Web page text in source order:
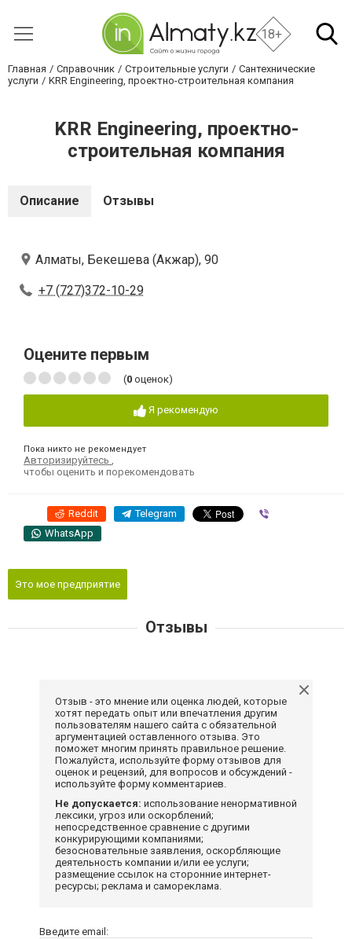
18+
Главная Справочник Строительные услуги
Сантехнические
услуги
KRR Engineering, проектно-строительная компания
KRR Engineering, проектно-
строительная компания
Описание Отзывы
Алматы, Бекешева (Акжар), 90
+7 (727)372-10-29
Оцените первым
(0 оценок)
Я рекомендую
Пока никто не рекомендует
Авторизируйтесь
чтобы оценить и порекомендовать
Reddit Telegram
WhatsApp
Это мое предприятие
Отзывы
Отзыв - это мнение или оценка людей, которые
хотят передать опыт или впечатления другим
пользователям нашего сайта с обязательной
аргументацией оставленного отзыва. Это
поможет многим принять правильное решение.
Пожалуйста, используйте форму отзывов для
оценок и рецензий, для вопросов и обсуждений -
используйте форму комментариев.
Не допускается: использование ненормативной
лексики, угроз или оскорблений;
непосредственное сравнение с другими
конкурирующими компаниями;
безосновательные заявления, оскорбляющие
деятельность компании и/или ее услуги;
размещение ссылок на сторонние интернет-
ресурсы; реклама и самореклама.
Введите email: